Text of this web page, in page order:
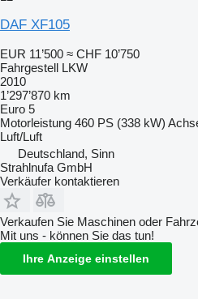
DAF XF105
EUR 11’500 ≈ CHF 10’750
Fahrgestell LKW
2010
1’297’870 km
Euro 5
Motorleistung 460 PS (338 kW)
Luft/Luft
Deutschland, Sinn
Strahlnufa GmbH
Verkäufer kontaktieren
Verkaufen Sie Maschinen oder
Mit uns - können Sie das tun!
Ihre Anzeige einstellen